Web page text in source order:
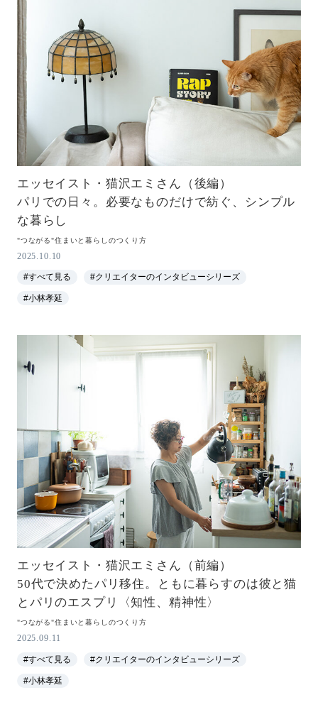
エッセイスト・猫沢エミさん（後編）
パリでの日々。必要なものだけで紡ぐ、シンプル
な暮らし
"つながる"住まいと暮らしのつくり方
2025.10.10
#すべて見る #クリエイターのインタビューシリーズ
#小林孝延
エッセイスト・猫沢エミさん（前編）
50代で決めたパリ移住。ともに暮らすのは彼と猫
とパリのエスプリ〈知性、精神性〉
"つながる"住まいと暮らしのつくり方
2025.09.11
#すべて見る #クリエイターのインタビューシリーズ
#小林孝延